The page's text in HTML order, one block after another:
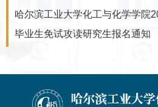
哈尔滨工业大学化工与化学学院
毕业生免试攻读研究生报名通知